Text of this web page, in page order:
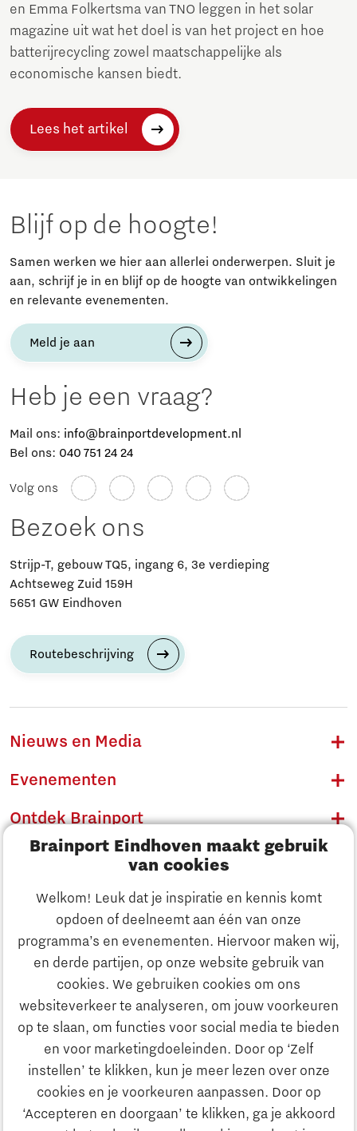
Brainport Eindhoven maakt gebruik
van cookies
Welkom! Leuk dat je inspiratie en kennis komt
opdoen of deelneemt aan één van onze
programma’s en evenementen. Hiervoor maken wij,
en derde partijen, op onze website gebruik van
cookies. We gebruiken cookies om ons
websiteverkeer te analyseren, om jouw voorkeuren
op te slaan, om functies voor social media te bieden
en voor marketingdoeleinden. Door op ‘Zelf
instellen’ te klikken, kun je meer lezen over onze
cookies en je voorkeuren aanpassen. Door op
‘Accepteren en doorgaan’ te klikken, ga je akkoord
Ontdek Brainport
Innovatie
Ondernemen
Onderwijs
en Emma Folkertsma van TNO leggen in het solar
magazine uit wat het doel is van het project en hoe
batterijrecycling zowel maatschappelijke als
economische kansen biedt.
Lees het artikel
Blijf op de hoogte!
Samen werken we hier aan allerlei onderwerpen. Sluit je
aan, schrijf je in en blijf op de hoogte van ontwikkelingen
en relevante evenementen.
Meld je aan
Heb je een vraag?
Mail ons: info@brainportdevelopment.nl
Bel ons: 040 751 24 24
Volg ons
Bezoek ons
Strijp-T, gebouw TQ5, ingang 6, 3e verdieping
Achtseweg Zuid 159H
5651 GW Eindhoven
Routebeschrijving
Nieuws en Media
Evenementen
Ontdek Brainport
Innovatie
Ondernemen
Onderwijs
Maatschappelijk
Strategie & Organisatie
Zoeken
Contact
Naar internationale website